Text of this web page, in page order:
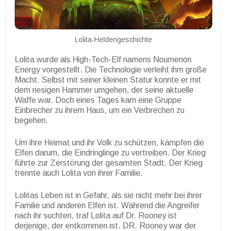
Lolita-Heldengeschichte
Lolita wurde als High-Tech-Elf namens Noumenon
Energy vorgestellt. Die Technologie verleiht ihm große
Macht. Selbst mit seiner kleinen Statur konnte er mit
dem riesigen Hammer umgehen, der seine aktuelle
Waffe war. Doch eines Tages kam eine Gruppe
Einbrecher zu ihrem Haus, um ein Verbrechen zu
begehen.
Um ihre Heimat und ihr Volk zu schützen, kämpfen die
Elfen darum, die Eindringlinge zu vertreiben. Der Krieg
führte zur Zerstörung der gesamten Stadt. Der Krieg
trennte auch Lolita von ihrer Familie.
Lolitas Leben ist in Gefahr, als sie nicht mehr bei ihrer
Familie und anderen Elfen ist. Während die Angreifer
nach ihr suchten, traf Lolita auf Dr. Rooney ist
derjenige, der entkommen ist. DR. Rooney war der